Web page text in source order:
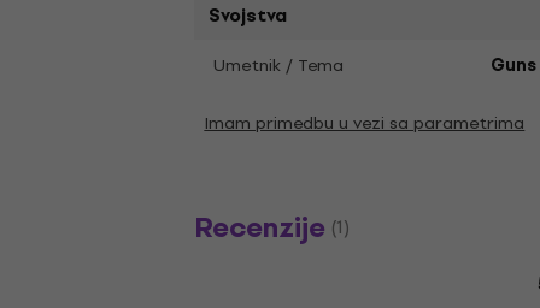
Svojstva
Umetnik / Tema
Imam primedbu u vezi sa parametrima
Recenzije (1)